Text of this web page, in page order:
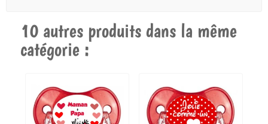
10 autres produits dans la même
catégorie :